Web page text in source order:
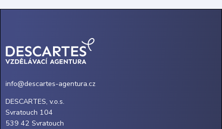
info@descartes-agentura.cz
DESCARTES, v.o.s.
Svratouch 104
539 42 Svratouch